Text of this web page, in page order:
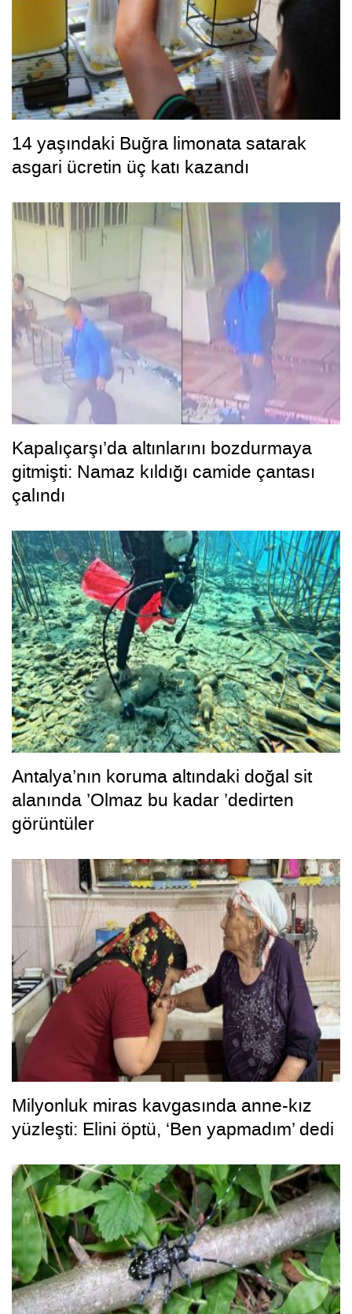
14 yaşındaki Buğra limonata satarak
asgari ücretin üç katı kazandı
Kapalıçarşı’da altınlarını bozdurmaya
gitmişti: Namaz kıldığı camide çantası
çalındı
Antalya’nın koruma altındaki doğal sit
alanında ’Olmaz bu kadar ’dedirten
görüntüler
Milyonluk miras kavgasında anne-kız
yüzleşti: Elini öptü, ‘Ben yapmadım’ dedi